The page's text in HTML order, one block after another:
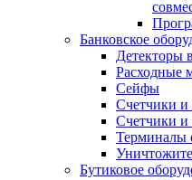
Банковское
Детекторы
Расходные
Сейфы
Счетчики и
Счетчики и
Терминалы
Бутиковое